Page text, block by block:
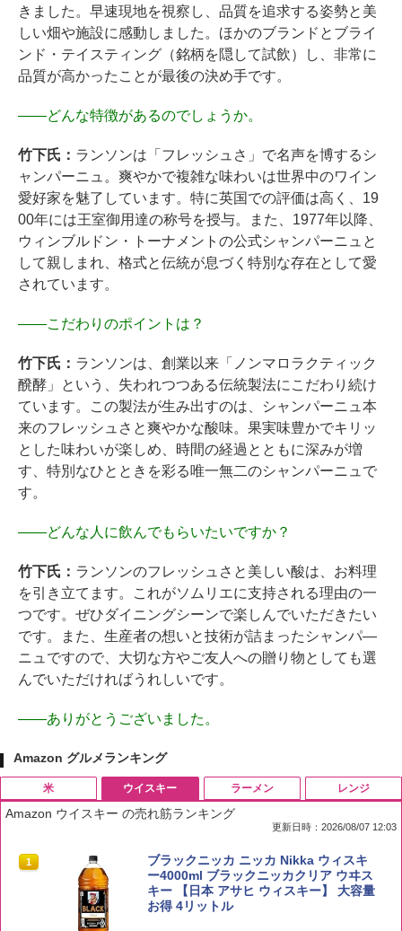
きました。早速現地を視察し、品質を追求する姿勢と美
しい畑や施設に感動しました。ほかのブランドとブライ
ンド・テイスティング（銘柄を隠して試飲）し、非常に
品質が高かったことが最後の決め手です。
――どんな特徴があるのでしょうか。
竹下氏： ランソンは「フレッシュさ」で名声を博するシ
ャンパーニュ。爽やかで複雑な味わいは世界中のワイン
愛好家を魅了しています。特に英国での評価は高く、19
00年には王室御用達の称号を授与。また、1977年以降、
ウィンブルドン・トーナメントの公式シャンパーニュと
して親しまれ、格式と伝統が息づく特別な存在として愛
されています。
――こだわりのポイントは？
竹下氏： ランソンは、創業以来「ノンマロラクティック
醗酵」という、失われつつある伝統製法にこだわり続け
ています。この製法が生み出すのは、シャンパーニュ本
来のフレッシュさと爽やかな酸味。果実味豊かでキリッ
とした味わいが楽しめ、時間の経過とともに深みが増
す、特別なひとときを彩る唯一無二のシャンパーニュで
す。
――どんな人に飲んでもらいたいですか？
竹下氏： ランソンのフレッシュさと美しい酸は、お料理
を引き立てます。これがソムリエに支持される理由の一
つです。ぜひダイニングシーンで楽しんでいただきたい
です。また、生産者の想いと技術が詰まったシャンパ―
ニュですので、大切な方やご友人への贈り物としても選
んでいただければうれしいです。
――ありがとうございました。
Amazon グルメランキング
米
1 by Amazon 国産ブレンド米 精米 5kg
￥2,650
ウイスキー
Amazon ウイスキー の売れ筋ランキング
更新日時：2026/08/07 12:03
1
ブラックニッカ ニッカ Nikka ウィスキ
ー4000ml ブラックニッカクリア ウヰス
キー 【日本 アサヒ ウィスキー】 大容量
お得 4リットル
ラーメン レンジ